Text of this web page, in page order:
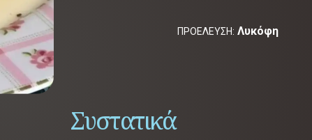
ΠΡΟΕΛΕΥΣΗ: Λυκόφη
Συστατικά